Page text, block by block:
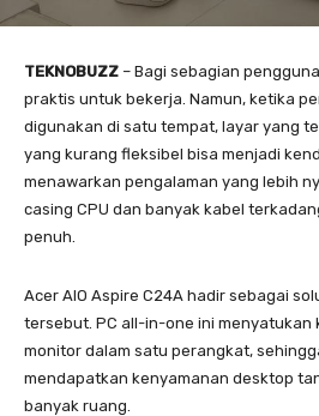
TEKNOBUZZ – Bagi sebagian
praktis untuk bekerja. Namun, ketika
digunakan di satu tempat, layar yang
yang kurang fleksibel bisa menjadi
menawarkan pengalaman yang lebih
casing CPU dan banyak kabel
penuh.
Acer AIO Aspire C24A hadir sebagai
tersebut. PC all-in-one ini menyatukan
monitor dalam satu perangkat,
mendapatkan kenyamanan desktop
banyak ruang.